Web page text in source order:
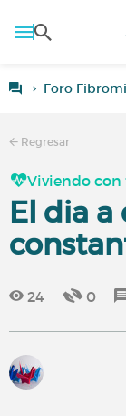
Foro
Regresar
Viviendo
El dia a
24 0